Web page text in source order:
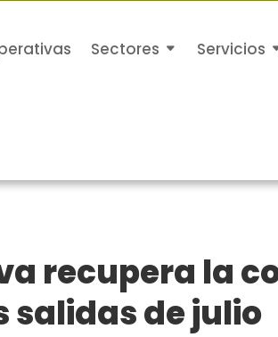
Sectores Servicios
recupera la
salidas de julio